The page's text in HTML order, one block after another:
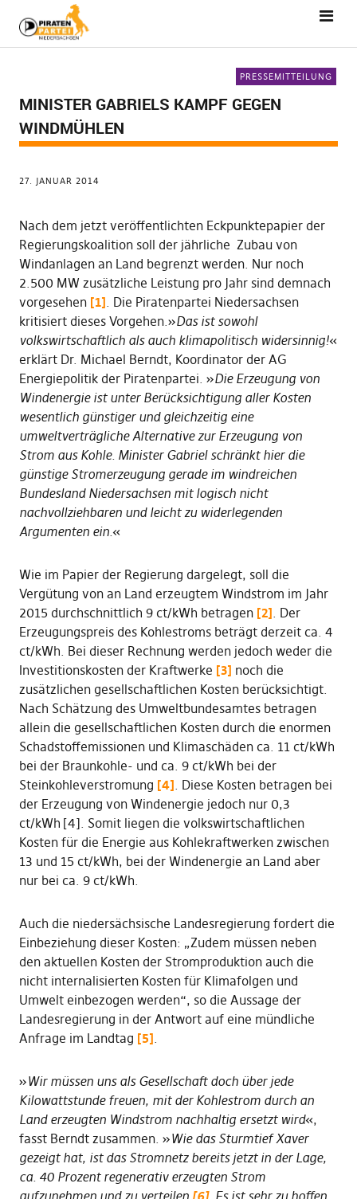
PRESSEMITTEILUNG
MINISTER GABRIELS KAMPF GEGEN
WINDMÜHLEN
27. JANUAR 2014
Nach dem jetzt veröffentlichten Eckpunktepapier der
Regierungskoalition soll der jährliche Zubau von
Windanlagen an Land begrenzt werden. Nur noch
2.500 MW zusätzliche Leistung pro Jahr sind demnach
vorgesehen [1]. Die Piratenpartei Niedersachsen
kritisiert dieses Vorgehen.»Das ist sowohl
volkswirtschaftlich als auch klimapolitisch widersinnig!«
erklärt Dr. Michael Berndt, Koordinator der AG
Energiepolitik der Piratenpartei. »Die Erzeugung von
Windenergie ist unter Berücksichtigung aller Kosten
wesentlich günstiger und gleichzeitig eine
umweltverträgliche Alternative zur Erzeugung von
Strom aus Kohle. Minister Gabriel schränkt hier die
günstige Stromerzeugung gerade im windreichen
Bundesland Niedersachsen mit logisch nicht
nachvollziehbaren und leicht zu widerlegenden
Argumenten ein.«
Wie im Papier der Regierung dargelegt, soll die
Vergütung von an Land erzeugtem Windstrom im Jahr
2015 durchschnittlich 9 ct/kWh betragen [2]. Der
Erzeugungspreis des Kohlestroms beträgt derzeit ca. 4
ct/kWh. Bei dieser Rechnung werden jedoch weder die
Investitionskosten der Kraftwerke [3] noch die
zusätzlichen gesellschaftlichen Kosten berücksichtigt.
Nach Schätzung des Umweltbundesamtes betragen
allein die gesellschaftlichen Kosten durch die enormen
Schadstoffemissionen und Klimaschäden ca. 11 ct/kWh
bei der Braunkohle- und ca. 9 ct/kWh bei der
Steinkohleverstromung [4]. Diese Kosten betragen bei
der Erzeugung von Windenergie jedoch nur 0,3
ct/kWh [4]. Somit liegen die volkswirtschaftlichen
Kosten für die Energie aus Kohlekraftwerken zwischen
13 und 15 ct/kWh, bei der Windenergie an Land aber
nur bei ca. 9 ct/kWh.
Auch die niedersächsische Landesregierung fordert die
Einbeziehung dieser Kosten: „Zudem müssen neben
den aktuellen Kosten der Stromproduktion auch die
nicht internalisierten Kosten für Klimafolgen und
Umwelt einbezogen werden“, so die Aussage der
Landesregierung in der Antwort auf eine mündliche
Anfrage im Landtag [5].
»Wir müssen uns als Gesellschaft doch über jede
Kilowattstunde freuen, mit der Kohlestrom durch an
Land erzeugten Windstrom nachhaltig ersetzt wird«,
fasst Berndt zusammen. »Wie das Sturmtief Xaver
gezeigt hat, ist das Stromnetz bereits jetzt in der Lage,
ca. 40 Prozent regenerativ erzeugten Strom
aufzunehmen und zu verteilen [6]. Es ist sehr zu hoffen,